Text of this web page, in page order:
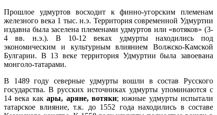
Прошлое удмуртов восходит к финно-угорским племенам
железного века 1 тыс. н.э. Территория современной Удмуртии
издавна была заселена племенами удмуртов или «вотяков» (3-
4 вв. н.э.). В 10-12 веках удмурты находились под
экономическим и культурным влиянием Волжско-Камской
Булгарии. В 13 веке территория Удмуртии была завоевана
монголо-татарами.
В 1489 году северные удмурты вошли в состав Русского
государства. В русских источниках удмурты упоминаются с
14 века какары, аряне, вотяки; южные удмурты испытали
татарское влияние, т.к. до 1552 года находились в составе